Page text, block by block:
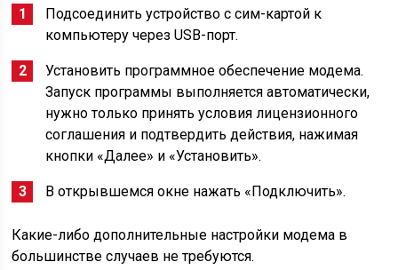
Подсоединить устройство с сим-картой к
компьютеру через USB-порт.
Установить программное обеспечение модема.
Запуск программы выполняется автоматически,
нужно только принять условия лицензионного
соглашения и подтвердить действия, нажимая
кнопки «Далее» и «Установить».
В открывшемся окне нажать «Подключить».
Какие-либо дополнительные настройки модема в
большинстве случаев не требуются.